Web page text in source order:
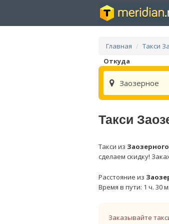
Главная Такси
Откуда
Заозерное
Такси
Такси из Заозерного
сделаем скидку!
Расстояние из
Время в пути: 1 ч. 30
Заказывайте